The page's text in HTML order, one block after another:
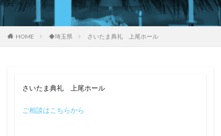
HOME ◆埼玉県 さいたま典礼 上尾ホール
さいたま典礼 上尾ホール
ご相談はこちらから